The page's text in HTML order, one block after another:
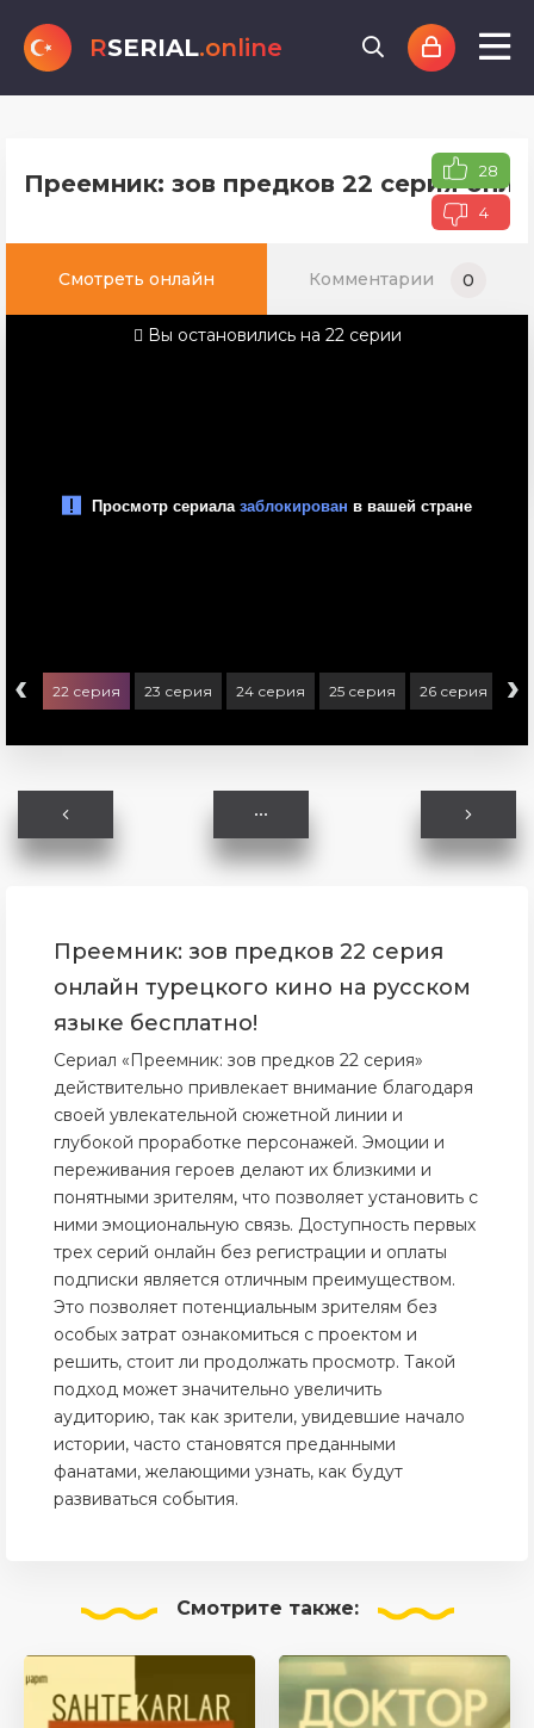
RSERIAL.online
Преемник: зов предков 22 серия 28
4
Смотреть онлайн Комментарии 0
Вы остановились на 22 серии
‹ 22 серия 23 серия 24 серия 25 серия 26 серия 27
›
Преемник: зов предков 22 серия
онлайн турецкого кино на русском
языке бесплатно!
Сериал «Преемник: зов предков 22 серия»
действительно привлекает внимание благодаря
своей увлекательной сюжетной линии и
глубокой проработке персонажей. Эмоции и
переживания героев делают их близкими и
понятными зрителям, что позволяет установить с
ними эмоциональную связь. Доступность первых
трех серий онлайн без регистрации и оплаты
подписки является отличным преимуществом.
Это позволяет потенциальным зрителям без
особых затрат ознакомиться с проектом и
решить, стоит ли продолжать просмотр. Такой
подход может значительно увеличить
аудиторию, так как зрители, увидевшие начало
истории, часто становятся преданными
фанатами, желающими узнать, как будут
развиваться события.
Смотрите также: